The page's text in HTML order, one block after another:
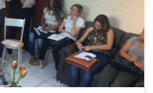
e ainda não receberam suas
trabalhadores foram demitidos há 20
se posicionou sobre os valores